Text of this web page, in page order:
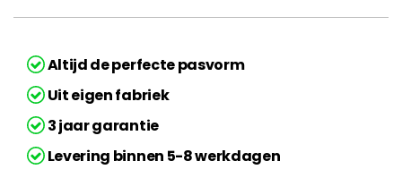
Altijd de perfecte pasvorm
Uit eigen fabriek
3 jaar garantie
Levering binnen 5-8 werkdagen